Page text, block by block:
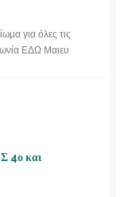
για όλες τις
ΕΔΩ Μαιευ
και